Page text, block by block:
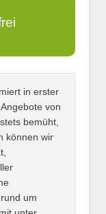
in erster
von
bemüht,
können wir
um